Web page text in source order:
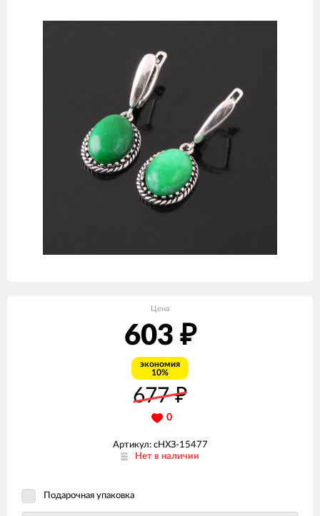
Цена
603 ₽
экономия
10%
677₽
0
Артикул: сНХЗ-15477
Нет в наличии
Подарочная упаковка